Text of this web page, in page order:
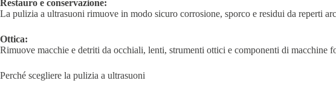
Restauro e conservazione:
La pulizia a ultrasuoni rimuove in modo sicuro corrosione, sporco e residui da reperti
Ottica:
Rimuove macchie e detriti da occhiali, lenti, strumenti ottici e componenti di macchine
Perché scegliere la pulizia a ultrasuoni